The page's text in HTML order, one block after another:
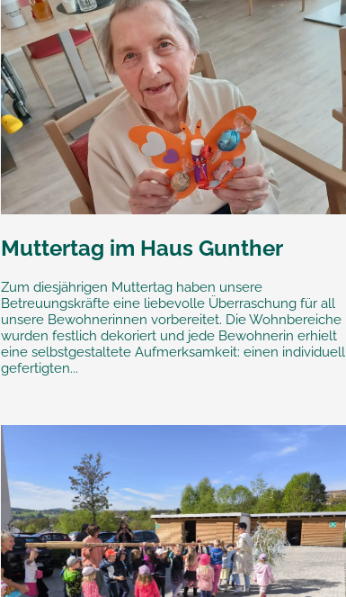
Muttertag im Haus Gunther
Zum diesjährigen Muttertag haben unsere
Betreuungskräfte eine liebevolle Überraschung für all
unsere Bewohnerinnen vorbereitet. Die Wohnbereiche
wurden festlich dekoriert und jede Bewohnerin erhielt
eine selbstgestaltete Aufmerksamkeit: einen individuell
gefertigten...